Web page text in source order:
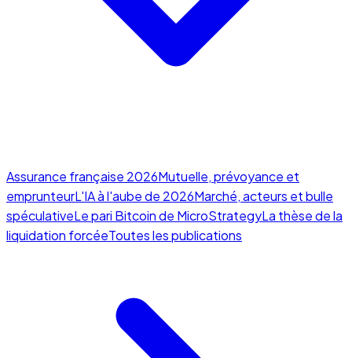
Assurance française 2026Mutuelle, prévoyance et
emprunteurL'IA à l'aube de 2026Marché, acteurs et bulle
spéculativeLe pari Bitcoin de MicroStrategyLa thèse de la
liquidation forcéeToutes les publications